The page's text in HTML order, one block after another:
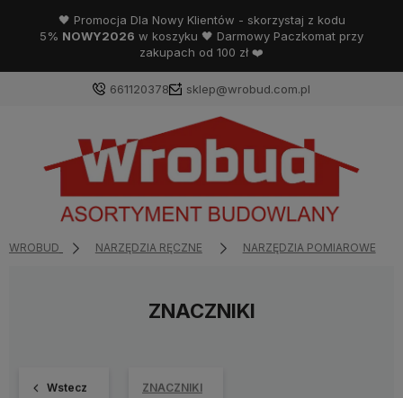
🖤 Promocja Dla Nowy Klientów - skorzystaj z kodu
5% NOWY2026 w koszyku 🖤 Darmowy Paczkomat przy
zakupach od 100 zł ❤️
661120378 sklep@wrobud.com.pl
WROBUD NARZĘDZIA RĘCZNE NARZĘDZIA POMIAROWE
ZNACZNIKI
Wstecz ZNACZNIKI